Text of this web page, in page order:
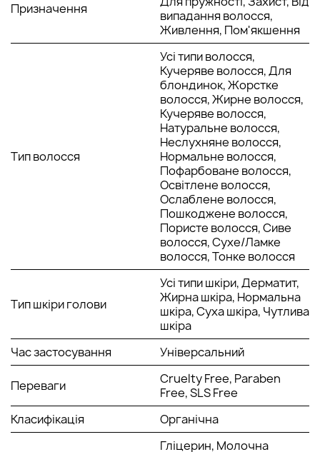
стовбурові клітини яблука;
Поступово розпорошіть невелику кількість засобу на шкіру
голови, зробіть легкий масаж кінчиками пальців.
Призначення
випадання волосся,
Живлення, Пом'якшення
Тип волосся
Усі типи волосся,
Кучеряве волосся, Для
блондинок, Жорстке
волосся, Жирне волосся,
Кучеряве волосся,
Натуральне волосся,
Неслухняне волосся,
Нормальне волосся,
Пофарбоване волосся,
Освітлене волосся,
Ослаблене волосся,
Пошкоджене волосся,
Пористе волосся, Сиве
волосся, Сухе/Ламке
волосся, Тонке волосся
Тип шкіри голови
Усі типи шкіри, Дерматит,
Жирна шкіра, Нормальна
шкіра, Суха шкіра, Чутлива
шкіра
Час застосування
Універсальний
Переваги
Cruelty Free, Paraben
Free, SLS Free
Класифікація
Органічна
Гліцерин, Молочна